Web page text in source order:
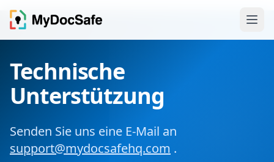
Technische
Unterstützung
Senden Sie uns eine E-Mail an
support@mydocsafehq.com .